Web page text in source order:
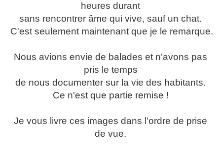
heures durant
sans rencontrer âme qui vive, sauf un chat.
C'est seulement maintenant que je le remarque.
Nous avions envie de balades et n'avons pas
pris le temps
de nous documenter sur la vie des habitants.
Ce n'est que partie remise !
Je vous livre ces images dans l'ordre de prise
de vue.